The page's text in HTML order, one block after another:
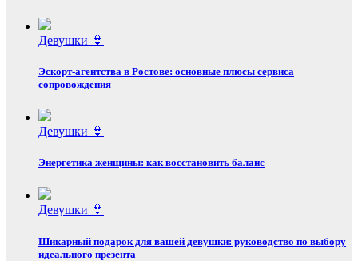
Девушки 👙
Эскорт‑агентства в Ростове: основные плюсы сервиса
сопровождения
Девушки 👙
Энергетика женщины: как восстановить баланс
Девушки 👙
Шикарный подарок для вашей девушки: руководство по выбору
идеального презента